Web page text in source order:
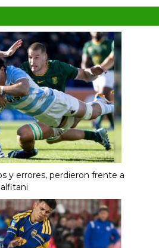
y errores, perdieron frente a